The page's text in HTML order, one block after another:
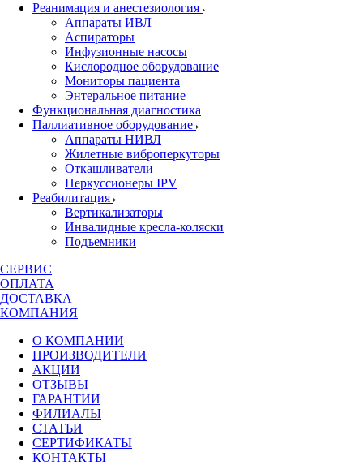
Реанимация и анестезиология
Аппараты ИВЛ
Аспираторы
Инфузионные насосы
Кислородное оборудование
Мониторы пациента
Энтеральное питание
Функциональная диагностика
Паллиативное оборудование
Аппараты НИВЛ
Жилетные виброперкуторы
Откашливатели
Перкуссионеры IPV
Реабилитация
Вертикализаторы
Инвалидные кресла-коляски
Подъемники
СЕРВИС
ОПЛАТА
ДОСТАВКА
КОМПАНИЯ
О КОМПАНИИ
ПРОИЗВОДИТЕЛИ
АКЦИИ
ОТЗЫВЫ
ГАРАНТИИ
ФИЛИАЛЫ
СТАТЬИ
СЕРТИФИКАТЫ
КОНТАКТЫ